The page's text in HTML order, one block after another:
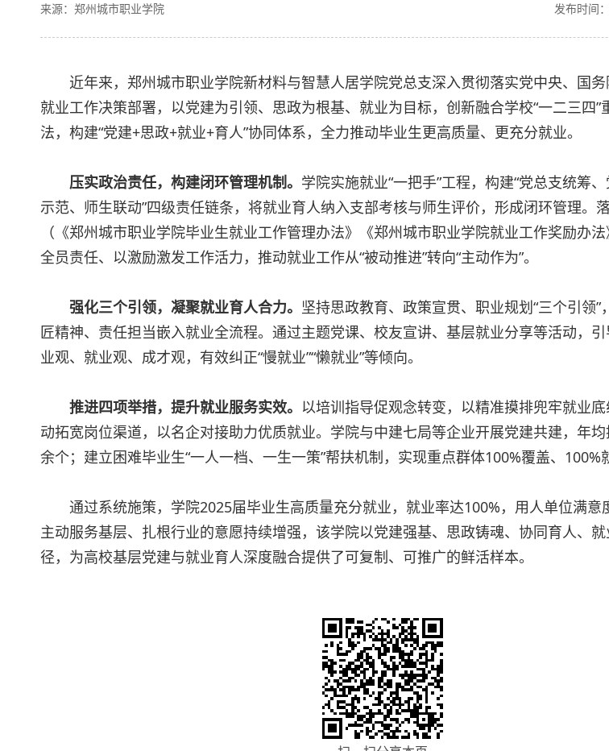
发布时间
来源：郑州城市职业学院
近年来，郑州城市职业学院新材料与智慧人居学院党总支深入贯彻落实党中央、国
就业工作决策部署，以党建为引领、思政为根基、就业为目标，创新融合学校“一二三四”
法，构建“党建+思政+就业+育人”协同体系，全力推动毕业生更高质量、更充分就业。
压实政治责任，构建闭环管理机制。 学院实施就业“一把手”工程，构建“党总支统筹
示范、师生联动”四级责任链条，将就业育人纳入支部考核与师生评价，形成闭环管理。
（《郑州城市职业学院毕业生就业工作管理办法》《郑州城市职业学院就业工作奖励办
全员责任、以激励激发工作活力，推动就业工作从“被动推进”转向“主动作为”。
强化三个引领，凝聚就业育人合力。 坚持思政教育、政策宣贯、职业规划“三个引领”
匠精神、责任担当嵌入就业全流程。通过主题党课、校友宣讲、基层就业分享等活动，
业观、就业观、成才观，有效纠正“慢就业”“懒就业”等倾向。
推进四项举措，提升就业服务实效。 以培训指导促观念转变，以精准摸排兜牢就业
动拓宽岗位渠道，以名企对接助力优质就业。学院与中建七局等企业开展党建共建，年
余个；建立困难毕业生“一人一档、一生一策”帮扶机制，实现重点群体100%覆盖、100%
通过系统施策，学院2025届毕业生高质量充分就业，就业率达100%，用人单位满意
主动服务基层、扎根行业的意愿持续增强，该学院以党建强基、思政铸魂、协同育人、
径，为高校基层党建与就业育人深度融合提供了可复制、可推广的鲜活样本。